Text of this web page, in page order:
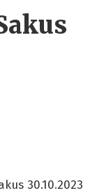
30.10.2023